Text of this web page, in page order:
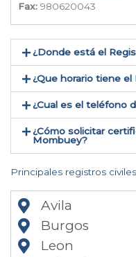
Fax: 980620043
¿Donde está el
¿Que horario tiene
¿Cual es el teléfono
¿Cómo solicitar
Mombuey​?
Principales registros
Avila
Burgos
Leon